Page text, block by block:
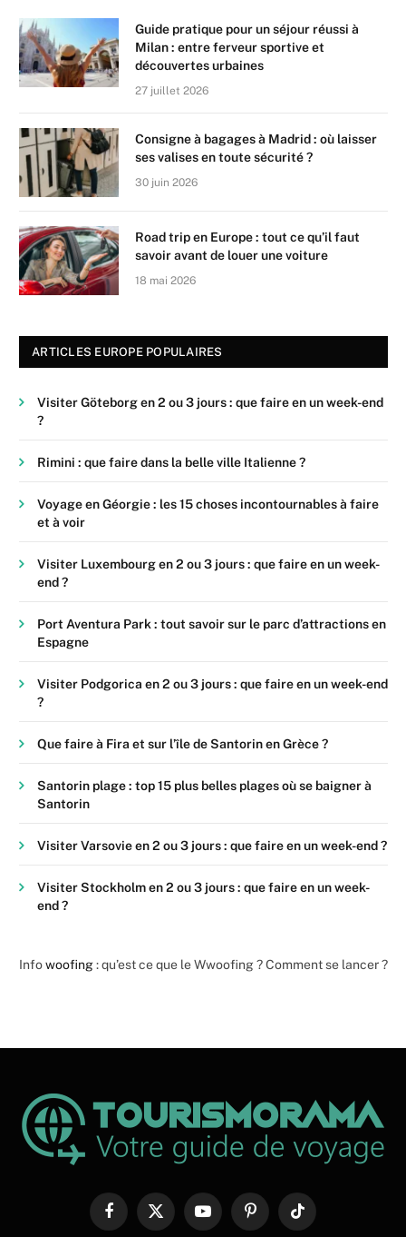
Guide pratique pour un séjour réussi à
Milan : entre ferveur sportive et
découvertes urbaines
27 juillet 2026
Consigne à bagages à Madrid : où laisser
ses valises en toute sécurité ?
30 juin 2026
Road trip en Europe : tout ce qu’il faut
savoir avant de louer une voiture
18 mai 2026
ARTICLES EUROPE POPULAIRES
Visiter Göteborg en 2 ou 3 jours : que faire en un week-end
?
Rimini : que faire dans la belle ville Italienne ?
Voyage en Géorgie : les 15 choses incontournables à faire
et à voir
Visiter Luxembourg en 2 ou 3 jours : que faire en un week-
end ?
Port Aventura Park : tout savoir sur le parc d’attractions en
Espagne
Visiter Podgorica en 2 ou 3 jours : que faire en un week-end
?
Que faire à Fira et sur l’île de Santorin en Grèce ?
Santorin plage : top 15 plus belles plages où se baigner à
Santorin
Visiter Varsovie en 2 ou 3 jours : que faire en un week-end ?
Visiter Stockholm en 2 ou 3 jours : que faire en un week-
end ?
Infowoofing: qu’est ce que le Wwoofing ? Comment se lancer ?
FacebookX
YouTubePinterestTikTok